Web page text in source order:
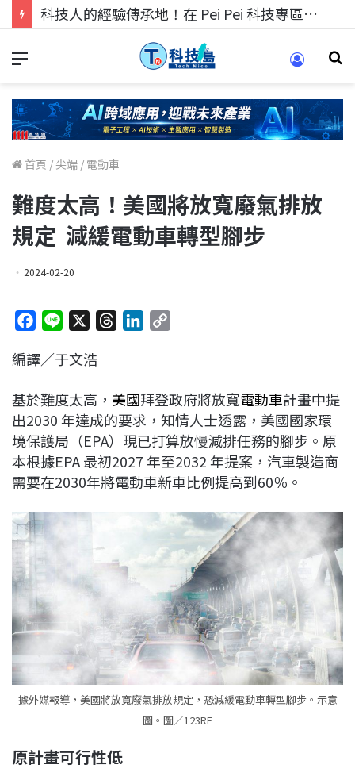
科技人的經驗傳承地！在 Pei Pei 科技專區，與學弟妹交流最硬核的技術
首頁 /尖端 / 電動車
難度太高！美國將放寬廢氣排放
規定 減緩電動車轉型腳步
2024-02-20
c
b
o
o
k
n
a
d
e
d
I
n
L
i
n
k
編譯／于文浩
基於難度太高， 美國拜登政府將放寬電動車計畫中提
出2030 年達成的要求，知情人士透露，美國國家環
境保護局（EPA）現已打算放慢減排任務的腳步。原
本根據EPA 最初2027 年至2032 年提案，汽車製造商
需要在2030年將電動車新車比例提高到60％。
據外媒報導，美國將放寬廢氣排放規定，恐減緩電動車轉型腳步。示意
圖。圖／123RF
原計畫可行性低